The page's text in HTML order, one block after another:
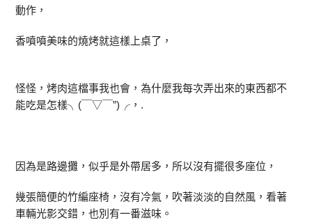
動作，
香噴噴美味的燒烤就這樣上桌了，
怪怪，烤肉這檔事我也會，為什麼我每次弄出來的東西都不
能吃是怎樣╮(￣▽￣”)╭，.
因為是路邊攤，似乎是外帶居多，所以沒有擺很多座位，
幾張簡便的竹編座椅，沒有冷氣，吹著淡淡的自然風，看著
車輛光影交錯，也別有一番滋味。